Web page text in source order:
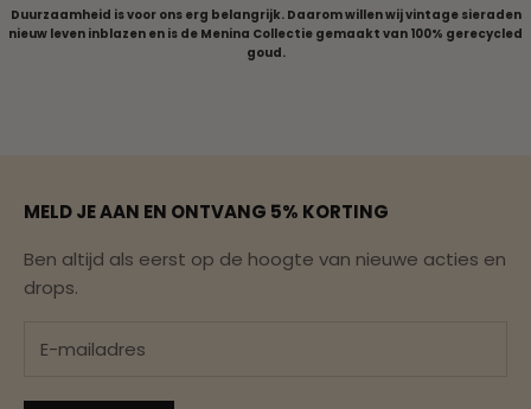
Duurzaamheid is voor ons erg belangrijk. Daarom willen wij vintage sieraden
nieuw leven inblazen en is de Menina Collectie gemaakt van 100% gerecycled
goud.
MELD JE AAN EN ONTVANG 5% KORTING
Ben altijd als eerst op de hoogte van nieuwe acties en
drops.